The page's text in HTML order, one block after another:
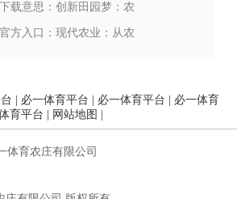
载意思：创新田园梦：农
验中心
方入口：现代农业：从农
必一体育平台 必一体育平台
必一体育
育平台 网站地图
体育农庄有限公司